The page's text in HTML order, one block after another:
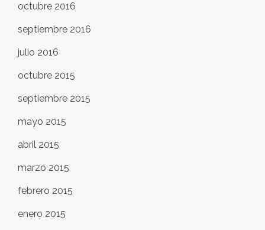
octubre 2016
septiembre 2016
julio 2016
octubre 2015
septiembre 2015
mayo 2015
abril 2015
marzo 2015
febrero 2015
enero 2015